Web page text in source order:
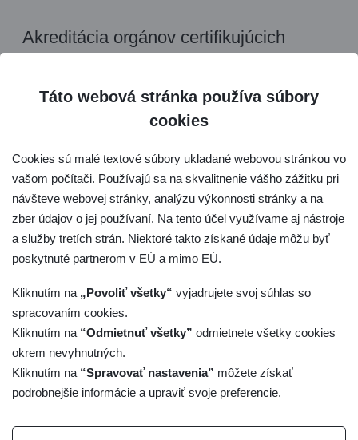
Akreditácia orgánov certifikujúcich
SNAS pri akreditácii orgánov certifikujúcich osoby posudzuje
a potvrdzuje spôsobilosť organizácie vykonávať certifikáciu
schémach. Vlastná certifikácia spočíva v overení zhody
Táto webová stránka používa súbory
cookies
Cookies sú malé textové súbory ukladané webovou stránkou vo
vašom počítači. Používajú sa na skvalitnenie vášho zážitku pri
návšteve webovej stránky, analýzu výkonnosti stránky a na
zber údajov o jej používaní. Na tento účel využívame aj nástroje
a služby tretích strán. Niektoré takto získané údaje môžu byť
poskytnuté partnerom v EÚ a mimo EÚ.
Kliknutím na „Povoliť všetky“ vyjadrujete svoj súhlas so
spracovaním cookies.
Kliknutím na “Odmietnuť všetky” odmietnete všetky cookies
okrem nevyhnutných.
Kliknutím na “Spravovať nastavenia” môžete získať
podrobnejšie informácie a upraviť svoje preferencie.